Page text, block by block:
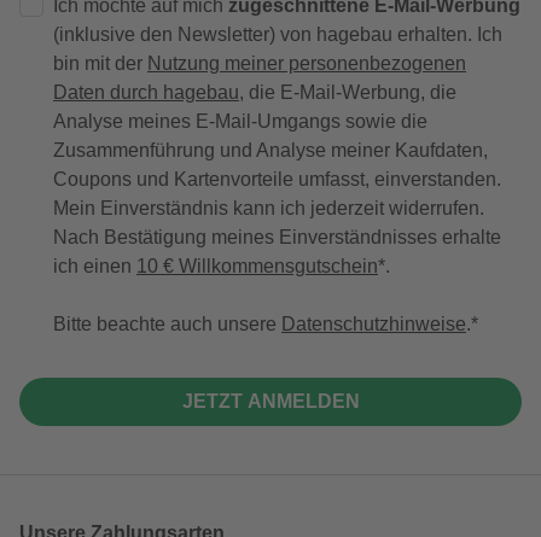
Ich möchte auf mich zugeschnittene E-Mail-Werbung
(inklusive den Newsletter) von hagebau erhalten. Ich
bin mit der Nutzung meiner personenbezogenen
Daten durch hagebau, die E-Mail-Werbung, die
Analyse meines E-Mail-Umgangs sowie die
Zusammenführung und Analyse meiner Kaufdaten,
Coupons und Kartenvorteile umfasst, einverstanden.
Mein Einverständnis kann ich jederzeit widerrufen.
Nach Bestätigung meines Einverständnisses erhalte
ich einen 10 € Willkommensgutschein*.
Bitte beachte auch unsere Datenschutzhinweise.
JETZT ANMELDEN